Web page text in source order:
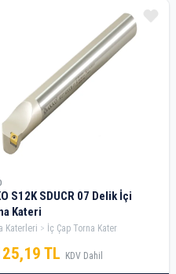
S12K SDUCR 07 Delik İçi
Kateri
Katerleri İç Çap Torna Kater
TL KDV Dahil